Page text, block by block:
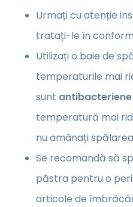
Urmați cu atenție
tratați-le în
Utilizați o baie de
temperaturile mai
sunt
temperatură mai
nu amânați
Se recomandă să
păstra pentru o
articole de